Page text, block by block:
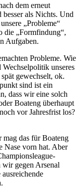
dem erneut
besser als Nichts. Und
„Probleme“
die „Formfindung“,
Aufgaben.
Probleme. Wie
unseres
gewechselt, ok.
sind ist ein
dass wir eine solch
Boateng überhaupt
vor Jahresfrist los?
das für Boateng
Nase vorn hat. Aber
gegen Arsenal